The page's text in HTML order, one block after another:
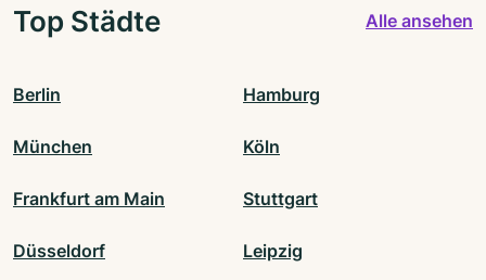
Top Städte Alle ansehen
Berlin Hamburg
München Köln
Frankfurt am Main Stuttgart
Düsseldorf Leipzig